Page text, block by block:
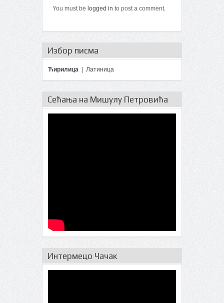
You must be logged in to post a comment.
Избор писма
Ћирилица Латиница
Сећања на Мишулу Петровића
Интермецо Чачак